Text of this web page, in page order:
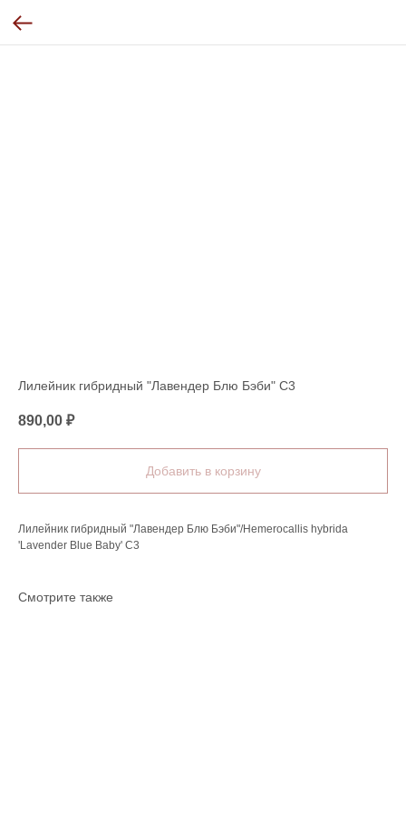
Лилейник гибридный "Лавендер Блю Бэби" C3
890,00 ₽
Добавить в корзину
Лилейник гибридный "Лавендер Блю Бэби"/Hemerocallis hybrida
'Lavender Blue Baby' C3
Смотрите также